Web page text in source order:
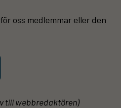
oss medlemmar eller den
till webbredaktören)